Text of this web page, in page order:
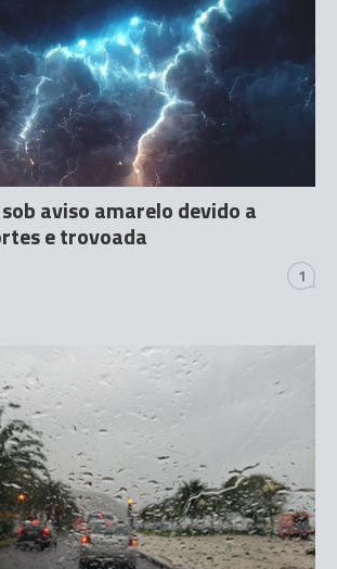
aviso amarelo devido a
e trovoada
1